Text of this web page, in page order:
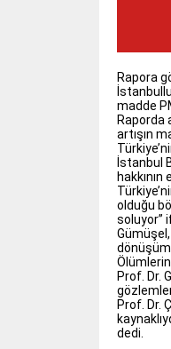
Rapora
madde
Raporda
artışın
İstanbul
olduğu
soluyor”
Prof. Dr.
Prof. Dr.
dedi.